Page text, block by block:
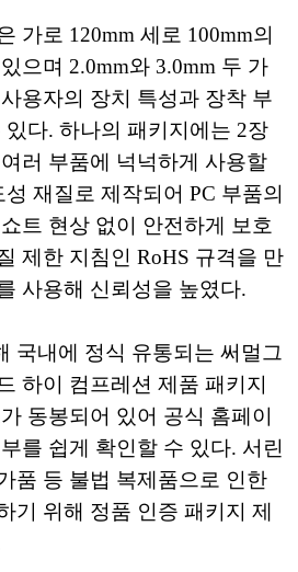
가로 120mm 세로 100mm의
으며 2.0mm와 3.0mm 두 가
용자의 장치 특성과 장착 부
다. 하나의 패키지에는 2장
러 부품에 넉넉하게 사용할
재질로 제작되어 PC 부품의
트 현상 없이 안전하게 보호
제한 지침인 RoHS 규격을 만
사용해 신뢰성을 높였다.
국내에 정식 유통되는 써멀그
하이 컴프레션 제품 패키지
동봉되어 있어 공식 홈페이
를 쉽게 확인할 수 있다. 서린
품 등 불법 복제품으로 인한
기 위해 정품 인증 패키지 제